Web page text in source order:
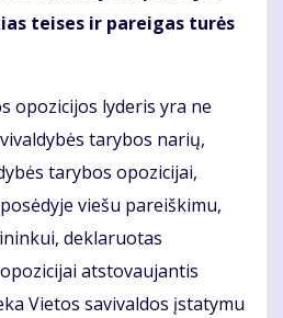
teises ir pareigas turės
opozicijos lyderis yra ne
tarybos narių,
tarybos opozicijai,
viešu pareiškimu,
deklaruotas
atstovaujantis
Vietos savivaldos įstatymu